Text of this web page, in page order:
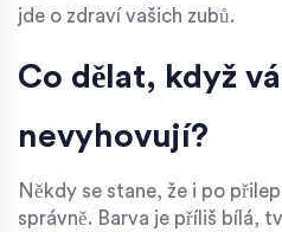
jde o zdraví vašich zubů.
Co dělat, když
nevyhovují?
Někdy se stane, že i po
správně. Barva je příliš bílá,